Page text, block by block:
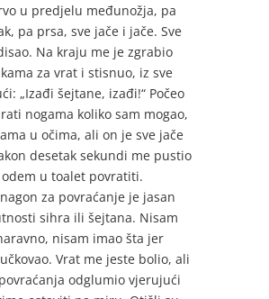
u predjelu međunožja, pa
pa prsa, sve jače i jače. Sve
Na kraju me je zgrabio
za vrat i stisnuo, iz sve
„Izađi šejtane, izađi!“ Počeo
nogama koliko sam mogao,
u očima, ali on je sve jače
desetak sekundi me pustio
u toalet povratiti.
za povraćanje je jasan
sihra ili šejtana. Nisam
nisam imao šta jer
Vrat me jeste bolio, ali
odglumio vjerujući